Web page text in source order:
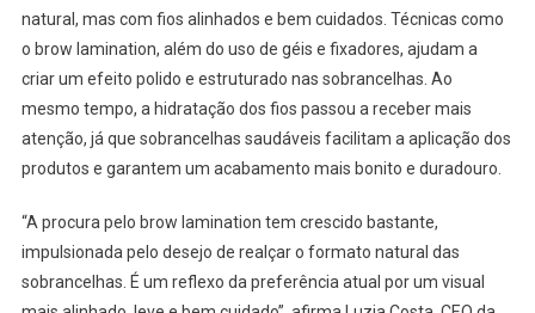
natural, mas com fios alinhados e bem cuidados. Técnicas como
o brow lamination, além do uso de géis e fixadores, ajudam a
criar um efeito polido e estruturado nas sobrancelhas. Ao
mesmo tempo, a hidratação dos fios passou a receber mais
atenção, já que sobrancelhas saudáveis facilitam a aplicação dos
produtos e garantem um acabamento mais bonito e duradouro.
“A procura pelo brow lamination tem crescido bastante,
impulsionada pelo desejo de realçar o formato natural das
sobrancelhas. É um reflexo da preferência atual por um visual